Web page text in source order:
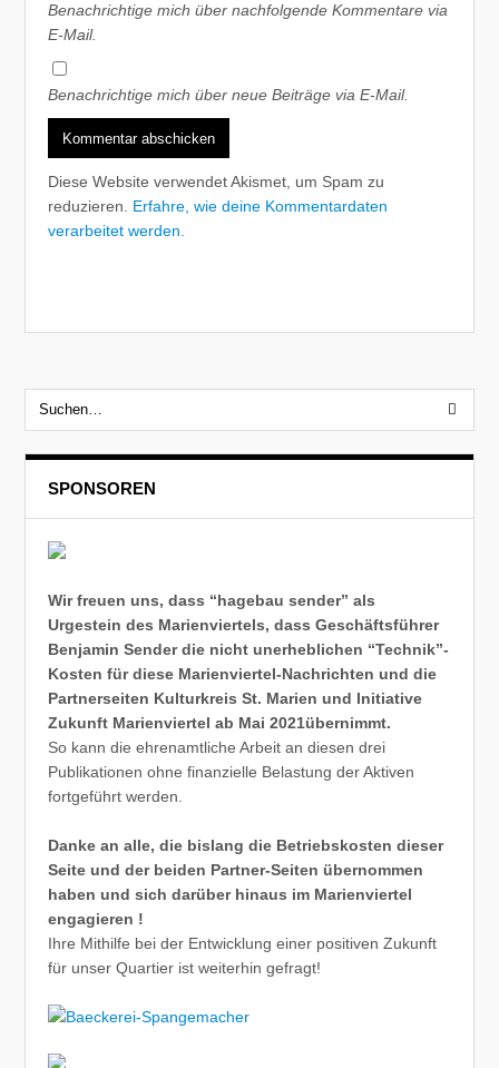
Benachrichtige mich über nachfolgende Kommentare via
E-Mail.
Benachrichtige mich über neue Beiträge via E-Mail.
Diese Website verwendet Akismet, um Spam zu
reduzieren. Erfahre, wie deine Kommentardaten
verarbeitet werden.
SPONSOREN
Wir freuen uns, dass “hagebau sender” als
Urgestein des Marienviertels, dass Geschäftsführer
Benjamin Sender die nicht unerheblichen “Technik”-
Kosten für diese Marienviertel-Nachrichten und die
Partnerseiten Kulturkreis St. Marien und Initiative
Zukunft Marienviertel ab Mai 2021übernimmt.
So kann die ehrenamtliche Arbeit an diesen drei
Publikationen ohne finanzielle Belastung der Aktiven
fortgeführt werden.
Danke an alle, die bislang die Betriebskosten dieser
Seite und der beiden Partner-Seiten übernommen
haben und sich darüber hinaus im Marienviertel
engagieren !
Ihre Mithilfe bei der Entwicklung einer positiven Zukunft
für unser Quartier ist weiterhin gefragt!